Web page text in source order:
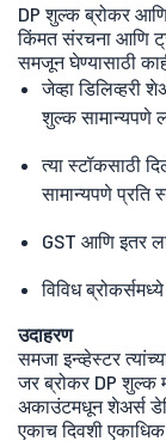
DP शुल्क ब्रोकर
किंमत संरचना आणि
समजून घेण्यासाठी
जेव्हा डिलिव्हरी
शुल्क सामान्यपणे
त्या स्टॉकसाठी
सामान्यपणे
GST आणि इतर
विविध
उदाहरण
समजा इन्व्हेस्टर
जर ब्रोकर DP
अकाउंटमधून शेअर्स
एकाच दिवशी